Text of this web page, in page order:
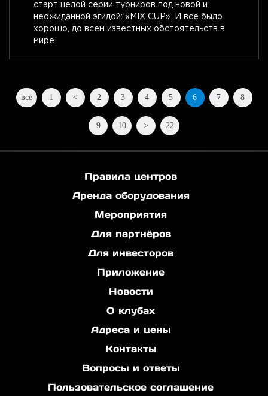
старт целой серии турниров под новой и
неожиданной эгидой: «MIX CUP». И всё было
хорошо, до всем известных обстоятельств в
мире
все 1 < 2 3 4 5 6 7 8
9 10 > 22
Правила центров
Аренда оборудования
Мероприятия
Для партнёров
Для инвесторов
Приложение
Новости
О клубах
Адреса и цены
Контакты
Вопросы и ответы
Пользовательское соглашение